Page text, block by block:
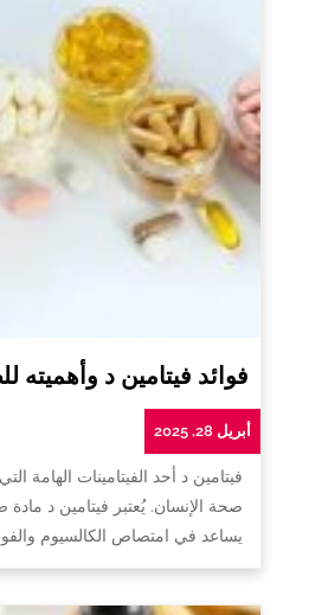
فوائد فيتامين د وأهميته
أبريل 28, 2025
فيتامين د أحد الفيتامينات الهامة
صحة الإنسان. يُعتبر فيتامين د
يساعد في امتصاص الكالسيوم